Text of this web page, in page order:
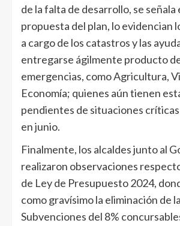
de la falta de desarrollo, se señala
propuesta del plan, lo evidencian
a cargo de los catastros y las
entregarse ágilmente producto
emergencias, como Agricultura,
Economía; quienes aún tienen
pendientes de situaciones
en junio.
Finalmente, los alcaldes junto al
realizaron observaciones
de Ley de Presupuesto 2024,
como gravísimo la eliminación de
Subvenciones del 8%